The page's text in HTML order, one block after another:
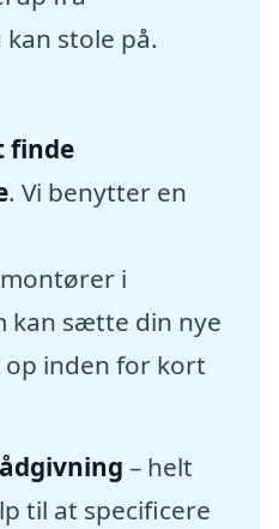
stole på.
finde
. Vi benytter en
i
kan sætte din nye
inden for kort
– helt
til at specificere